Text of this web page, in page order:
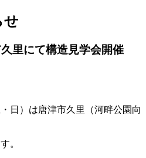
せ
里にて構造見学会開催
日）は唐津市久里（河畔公園向
。